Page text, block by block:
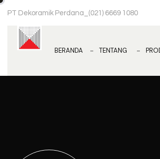
PT Dekoramik Perdana (021) 6669 1080
BERANDA TENTANG